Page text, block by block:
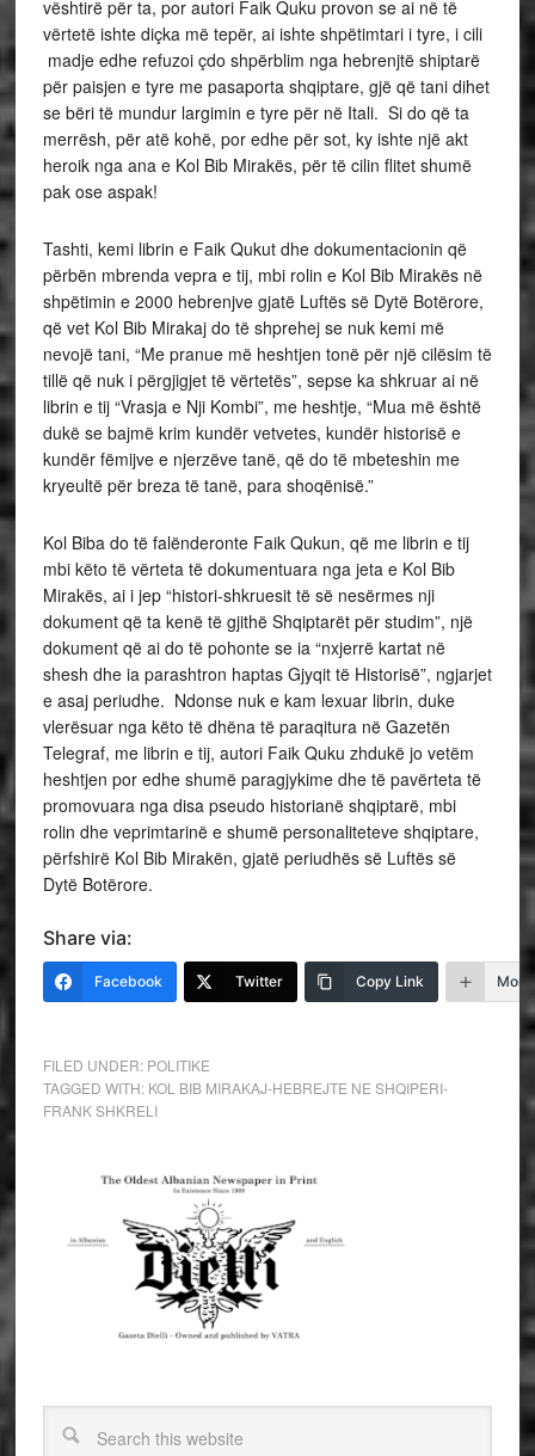
vështirë për ta, por autori Faik Quku provon se ai në të
vërtetë ishte diçka më tepër, ai ishte shpëtimtari i tyre, i cili
madje edhe refuzoi çdo shpërblim nga hebrenjtë shiptarë
për paisjen e tyre me pasaporta shqiptare, gjë që tani dihet
se bëri të mundur largimin e tyre për në Itali. Si do që ta
merrësh, për atë kohë, por edhe për sot, ky ishte një akt
heroik nga ana e Kol Bib Mirakës, për të cilin flitet shumë
pak ose aspak!
Tashti, kemi librin e Faik Qukut dhe dokumentacionin që
përbën mbrenda vepra e tij, mbi rolin e Kol Bib Mirakës në
shpëtimin e 2000 hebrenjve gjatë Luftës së Dytë Botërore,
që vet Kol Bib Mirakaj do të shprehej se nuk kemi më
nevojë tani, “Me pranue më heshtjen tonë për një cilësim të
tillë që nuk i përgjigjet të vërtetës”, sepse ka shkruar ai në
librin e tij “Vrasja e Nji Kombi”, me heshtje, “Mua më është
dukë se bajmë krim kundër vetvetes, kundër historisë e
kundër fëmijve e njerzëve tanë, që do të mbeteshin me
kryeultë për breza të tanë, para shoqënisë.”
Kol Biba do të falënderonte Faik Qukun, që me librin e tij
mbi këto të vërteta të dokumentuara nga jeta e Kol Bib
Mirakës, ai i jep “histori-shkruesit të së nesërmes nji
dokument që ta kenë të gjithë Shqiptarët për studim”, një
dokument që ai do të pohonte se ia “nxjerrë kartat në
shesh dhe ia parashtron haptas Gjyqit të Historisë”, ngjarjet
e asaj periudhe. Ndonse nuk e kam lexuar librin, duke
vlerësuar nga këto të dhëna të paraqitura në Gazetën
Telegraf, me librin e tij, autori Faik Quku zhdukë jo vetëm
heshtjen por edhe shumë paragjykime dhe të pavërteta të
promovuara nga disa pseudo historianë shqiptarë, mbi
rolin dhe veprimtarinë e shumë personaliteteve shqiptare,
përfshirë Kol Bib Mirakën, gjatë periudhës së Luftës së
Dytë Botërore.
Share via:
Facebook Twitter Copy Link More
FILED UNDER: POLITIKE
TAGGED WITH: KOL BIB MIRAKAJ-HEBREJTE NE SHQIPERI-
FRANK SHKRELI